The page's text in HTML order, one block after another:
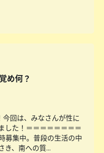
め何？
今回は、みなさんが性に
した！＝＝＝＝＝＝＝＝
募集中。普段の生活の中
き、南への質...